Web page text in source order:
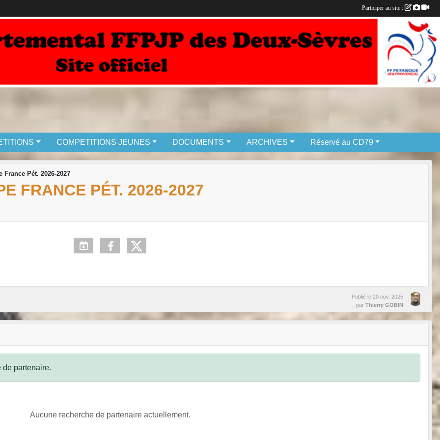
COMPETITIONS JEUNES DOCUMENTS ARCHIVES Réservé au CD79
France Pét. 2026-2027
FRANCE PÉT. 2026-2027
Publié le 20 nov. 2025
par Thierry GOBIN
de partenaire.
Aucune recherche de partenaire actuellement.
Participer au site :